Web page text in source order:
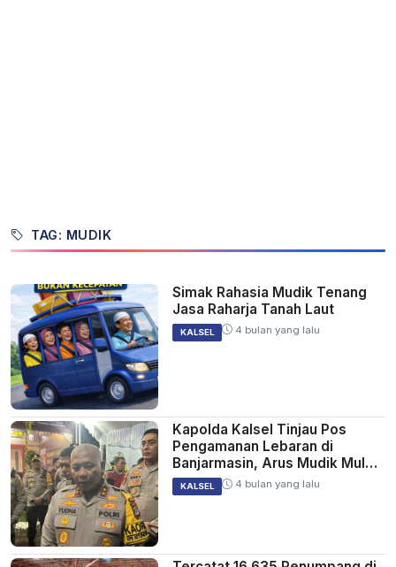
TAG: MUDIK
Simak Rahasia Mudik Tenang
Jasa Raharja Tanah Laut
KALSEL 4 bulan yang lalu
Kapolda Kalsel Tinjau Pos
Pengamanan Lebaran di
Banjarmasin, Arus Mudik Mulai
Menurun
KALSEL 4 bulan yang lalu